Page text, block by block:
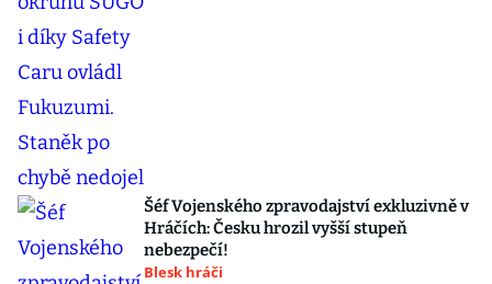
Šéf Vojenského zpravodajství exkluzivně v
Hráčích: Česku hrozil vyšší stupeň
nebezpečí!
Blesk hráči